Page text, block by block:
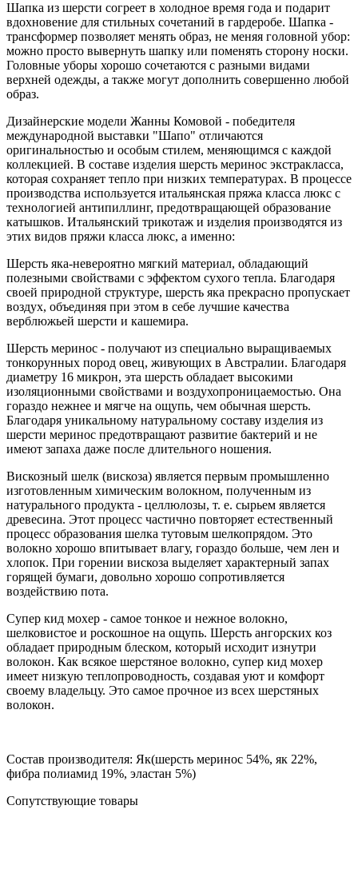
Шапка из шерсти согреет в холодное время года и подарит
вдохновение для стильных сочетаний в гардеробе. Шапка -
трансформер позволяет менять образ, не меняя головной убор:
можно просто вывернуть шапку или поменять сторону носки.
Головные уборы хорошо сочетаются с разными видами
верхней одежды, а также могут дополнить совершенно любой
образ.
Дизайнерские модели Жанны Комовой - победителя
международной выставки "Шапо" отличаются
оригинальностью и особым стилем, меняющимся с каждой
коллекцией. В составе изделия шерсть меринос экстракласса,
которая сохраняет тепло при низких температурах. В процессе
производства используется итальянская пряжа класса люкс с
технологией антипиллинг, предотвращающей образование
катышков. Итальянский трикотаж и изделия производятся из
этих видов пряжи класса люкс, а именно:
Шерсть яка-невероятно мягкий материал, обладающий
полезными свойствами с эффектом сухого тепла. Благодаря
своей природной структуре, шерсть яка прекрасно пропускает
воздух, объединяя при этом в себе лучшие качества
верблюжьей шерсти и кашемира.
Шерсть меринос - получают из специально выращиваемых
тонкорунных пород овец, живующих в Австралии. Благодаря
диаметру 16 микрон, эта шерсть обладает высокими
изоляционными свойствами и воздухопроницаемостью. Она
гораздо нежнее и мягче на ощупь, чем обычная шерсть.
Благодаря уникальному натуральному составу изделия из
шерсти меринос предотвращают развитие бактерий и не
имеют запаха даже после длительного ношения.
Вискозный шелк (вискоза) является первым промышленно
изготовленным химическим волокном, полученным из
натурального продукта - целлюлозы, т. е. сырьем является
древесина. Этот процесс частично повторяет естественный
процесс образования шелка тутовым шелкопрядом. Это
волокно хорошо впитывает влагу, гораздо больше, чем лен и
хлопок. При горении вискоза выделяет характерный запах
горящей бумаги, довольно хорошо сопротивляется
воздействию пота.
Супер кид мохер - самое тонкое и нежное волокно,
шелковистое и роскошное на ощупь. Шерсть ангорских коз
обладает природным блеском, который исходит изнутри
волокон. Как всякое шерстяное волокно, супер кид мохер
имеет низкую теплопроводность, создавая уют и комфорт
своему владельцу. Это самое прочное из всех шерстяных
волокон.
Состав производителя: Як(шерсть меринос 54%, як 22%,
фибра полиамид 19%, эластан 5%)
Сопутствующие товары